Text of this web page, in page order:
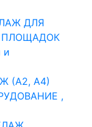
ДЛЯ
ПЛОЩАДОК
и
(А2, А4)
,